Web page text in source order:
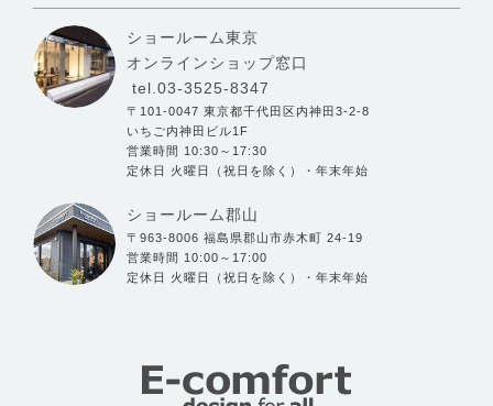
ショールーム東京
オンラインショップ窓口
tel.03-3525-8347
〒101-0047 東京都千代田区内神田3-2-8
いちご内神田ビル1F
営業時間 10:30～17:30
定休日 火曜日（祝日を除く）・年末年始
ショールーム郡山
〒963-8006 福島県郡山市赤木町 24-19
営業時間 10:00～17:00
定休日 火曜日（祝日を除く）・年末年始